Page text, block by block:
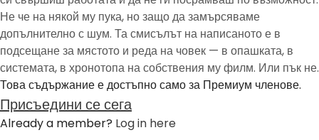
Не че на някой му пука, но защо да замърсяваме
допълнително с шум. Та смисълът на написаното е в
подсещане за мястото и реда на човек — в опашката, в
системата, в хронотопа на собствения му филм. Или пък не.
Това съдържание е достъпно само за Премиум членове.
Присъедини се сега
Already a member? Log in here